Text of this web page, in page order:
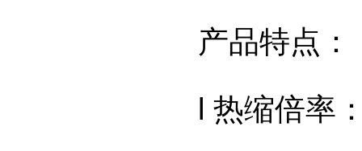
产品特点：
l 热缩倍率